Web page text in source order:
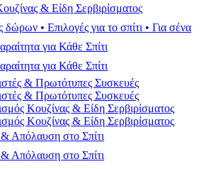
& Είδη Σερβιρίσματος
• Επιλογές για το σπίτι • Για σένα
για Κάθε Σπίτι
για Κάθε Σπίτι
& Πρωτότυπες Συσκευές
& Πρωτότυπες Συσκευές
Κουζίνας & Είδη Σερβιρίσματος
Κουζίνας & Είδη Σερβιρίσματος
Απόλαυση στο Σπίτι
Απόλαυση στο Σπίτι